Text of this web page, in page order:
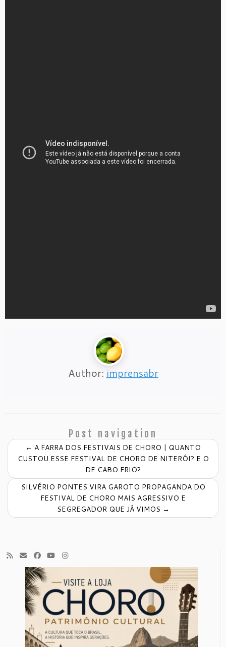
Author: imprensabr
Post navigation
← A FARRA DOS FESTIVAIS DE CHORO | QUANTO
CUSTOU ESSE FESTIVAL DE CHORO DE NITERÓI? E O
DE CABO FRIO?
SILVÉRIO PONTES VIRA GAROTO PROPAGANDA DO
FESTIVAL DE CHORO MAIS AGRESSIVO E
SEGREGADOR QUE JÁ VIMOS →